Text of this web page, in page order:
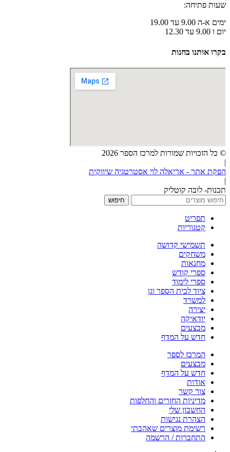
שעות פתיחה:
ימים א-ה 9.00 עד 19.00
יום ו 9.00 עד 12.30
בקרו אותנו בחנות
© כל הזכויות שמורות למרכז הספר 2026
|
הפקת אתר - אריאלה לוי אסטרטגיה שיווקית
|
תכנות- לובה קוטליק
חיפוש
תפריט
קטגוריות
תשמישי קדושה
משחקים
מחנאות
ספרי קודש
ספרי לימוד
ציוד לבית הספר וגן
למשרד
יצירה
יודאיקה
מבצעים
חדש על המדף
המרכז לספר
מבצעים
חדש על המדף
אודות
צור קשר
מדיניות החזרים והחלפות
החשבון שלי
הצהרת נגישות
רשימת מוצרים שאהבתי
התחברות / הרשמה